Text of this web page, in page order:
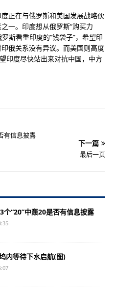
正在与俄罗斯和美国发展战略伙
一。印度想从俄罗斯“购买力
斯看重印度的“钱袋子”，希望印
俄关系没有异议。而美国则高度
印度尽快站出来对抗中国，中方
有信息披露
下一篇
最后一页
个“20”中轰20是否有信息披露
内等待下水启航(图)